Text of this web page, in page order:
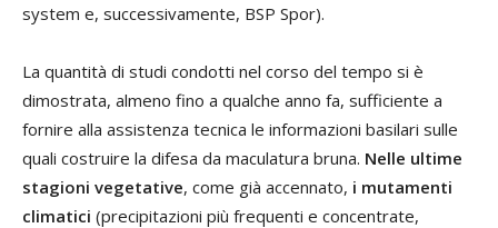
system e, successivamente, BSP Spor).
La quantità di studi condotti nel corso del tempo si è
dimostrata, almeno fino a qualche anno fa, sufficiente a
fornire alla assistenza tecnica le informazioni basilari sulle
quali costruire la difesa da maculatura bruna. Nelle ultime
stagioni vegetative, come già accennato, i mutamenti
climatici (precipitazioni più frequenti e concentrate,